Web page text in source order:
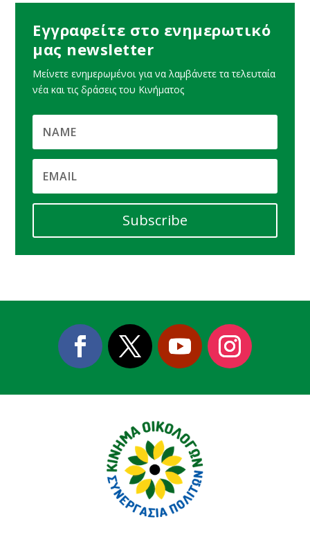
Εγγραφείτε στο ενημερωτικό
μας newsletter
Μείνετε ενημερωμένοι για να λαμβάνετε τα τελευταία
νέα και τις δράσεις του Κινήματος
Subscribe